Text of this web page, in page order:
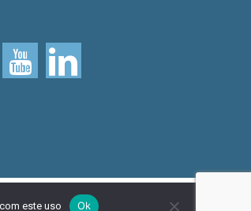
Política de privacidade
este uso Ok